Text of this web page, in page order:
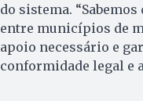
do sistema.
entre municípios de
apoio necessário e
conformidade legal e